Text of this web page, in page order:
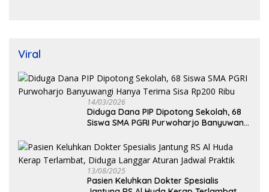
Viral
14/03/2026
Diduga Dana PIP Dipotong Sekolah, 68
Siswa SMA PGRI Purwoharjo Banyuwangi
13/08/2025
Pasien Keluhkan Dokter Spesialis